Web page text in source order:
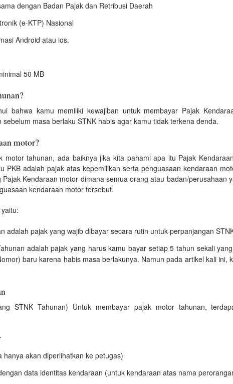
dengan Badan Pajak dan Retribusi Daerah
(e-KTP) Nasional
Android atau ios.
50 MB
bahwa kamu memiliki kewajiban untuk membayar Pajak
masa berlaku STNK habis agar kamu tidak terkena denda.
motor?
tahunan, ada baiknya jika kita pahami apa itu Pajak
PKB adalah pajak atas kepemilikan serta penguasaan kendaraan
Kendaraan motor dimana semua orang atau badan/perusahaan
kendaraan motor tersebut.
adalah pajak yang wajib dibayar secara rutin untuk perpanjangan
adalah pajak yang harus kamu bayar setiap 5 tahun sekali
baru karena habis masa berlakunya. Namun pada artikel kali ini,
STNK Tahunan) Untuk membayar pajak motor tahunan,
hanya akan diperlihatkan ke petugas)
data identitas kendaraan (untuk kendaraan atas nama